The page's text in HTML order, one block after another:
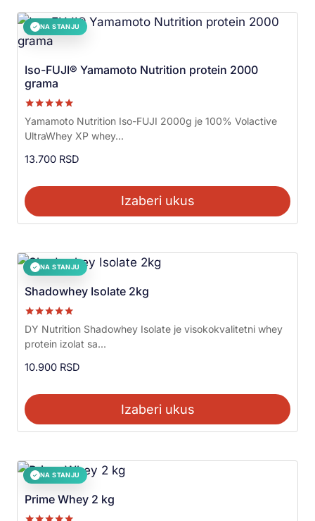
✓ NA STANJU
Iso-FUJI® Yamamoto Nutrition protein 2000
grama
Ocenjeno sa
5.00
od 5
Yamamoto Nutrition Iso-FUJI 2000g je 100% Volactive
UltraWhey XP whey...
13.700 RSD
Izaberi ukus
✓ NA STANJU
Shadowhey Isolate 2kg
Ocenjeno sa
5.00
od 5
DY Nutrition Shadowhey Isolate je visokokvalitetni whey
protein izolat sa...
10.900 RSD
Izaberi ukus
✓ NA STANJU
Prime Whey 2 kg